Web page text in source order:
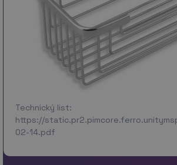
Technický list:
https://
02-14.pdf